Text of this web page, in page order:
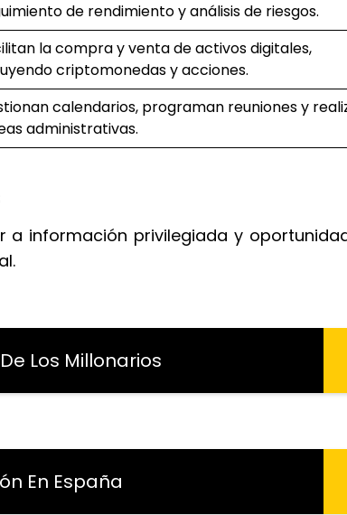
de rendimiento y análisis de riesgos.
la compra y venta de activos digitales,
criptomonedas y acciones.
calendarios, programan reuniones y
administrativas.
información privilegiada y
Los Millonarios
En España